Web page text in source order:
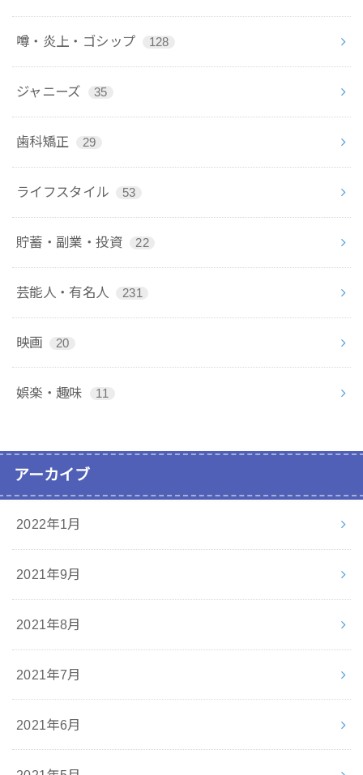
噂・炎上・ゴシップ 128
ジャニーズ 35
歯科矯正 29
ライフスタイル 53
貯蓄・副業・投資 22
芸能人・有名人 231
映画 20
娯楽・趣味 11
アーカイブ
2022年1月
2021年9月
2021年8月
2021年7月
2021年6月